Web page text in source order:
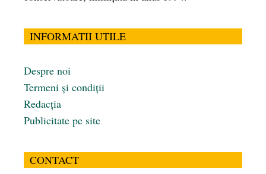
INFORMATII UTILE
Despre noi
Termeni și condiții
Redacția
Publicitate pe site
CONTACT